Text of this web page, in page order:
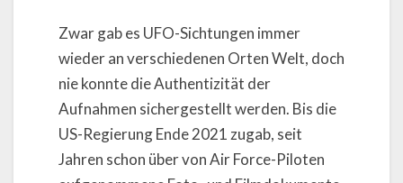
Zwar gab es UFO-Sichtungen immer
wieder an verschiedenen Orten Welt, doch
nie konnte die Authentizität der
Aufnahmen sichergestellt werden. Bis die
US-Regierung Ende 2021 zugab, seit
Jahren schon über von Air Force-Piloten